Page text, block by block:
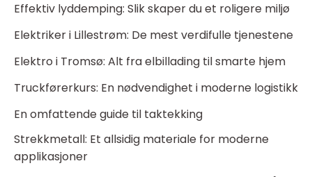
Effektiv lyddemping: Slik skaper du et roligere miljø
Elektriker i Lillestrøm: De mest verdifulle tjenestene
Elektro i Tromsø: Alt fra elbillading til smarte hjem
Truckførerkurs: En nødvendighet i moderne logistikk
En omfattende guide til taktekking
Strekkmetall: Et allsidig materiale for moderne
applikasjoner